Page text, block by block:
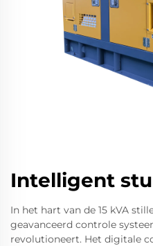
Intelligent
In het hart van de 15 kVA
geavanceerd controle
revolutioneert. Het digitale